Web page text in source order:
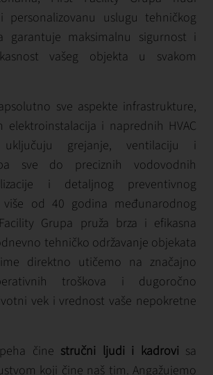
personalizovanu uslugu tehničkog
garantuje maksimalnu sigurnost i
vašeg objekta u svakom
sve aspekte infrastrukture,
elektroinstalacija i naprednih HVAC
grejanje, ventilaciju i
sve do preciznih vodovodnih
i detaljnog preventivnog
više od 40 godina međunarodnog
Grupa pruža brza i efikasna
tehničko održavanje objekata
direktno utičemo na značajno
troškova i dugoročno
vek i vrednost vaše nepokretne
čine stručni ljudi i kadrovi sa
koji čine naš tim. Angažujemo